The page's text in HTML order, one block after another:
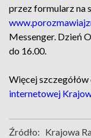
przez formularz na
Messenger. Dzień
do 16.00.
Więcej szczegółów
internetowej
Źródło: Krajowa